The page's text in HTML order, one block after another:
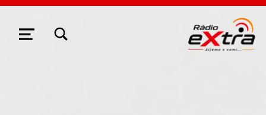
NAVIGÁCIA